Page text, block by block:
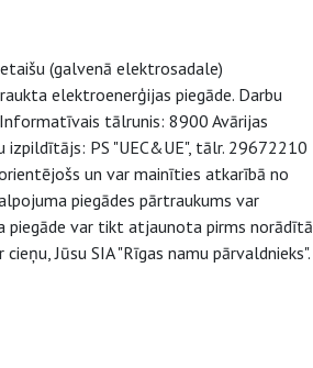
(galvenā elektrosadale)
elektroenerģijas piegāde. Darbu
tālrunis: 8900 Avārijas
PS "UEC&UE", tālr. 29672210
un var mainīties atkarībā no
piegādes pārtraukums var
piegāde var tikt atjaunota pirms norādītā
Jūsu SIA "Rīgas namu pārvaldnieks".